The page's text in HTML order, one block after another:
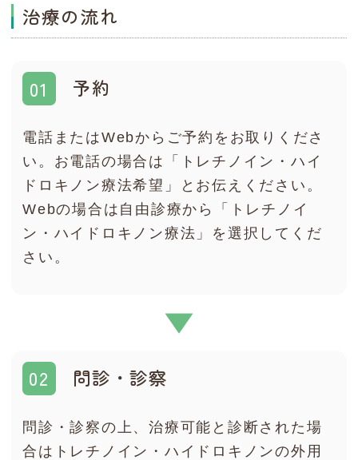
治療の流れ
予約
電話またはWebからご予約をお取りくださ
い。お電話の場合は「トレチノイン・ハイ
ドロキノン療法希望」とお伝えください。
Webの場合は自由診療から「トレチノイ
ン・ハイドロキノン療法」を選択してくだ
さい。
問診・診察
問診・診察の上、治療可能と診断された場
合はトレチノイン・ハイドロキノンの外用